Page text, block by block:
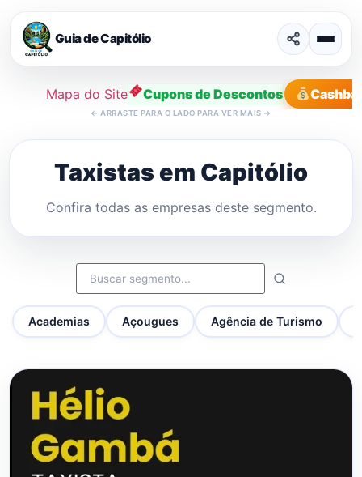
Guia de Capitólio
Mapa do Site Cupons de Descontos
← ARRASTE PARA O LADO PARA VER MAIS →
conteúdo
Taxistas em Capitólio
Confira todas as empresas deste segmento.
Academias Açougues Agência de Turismo